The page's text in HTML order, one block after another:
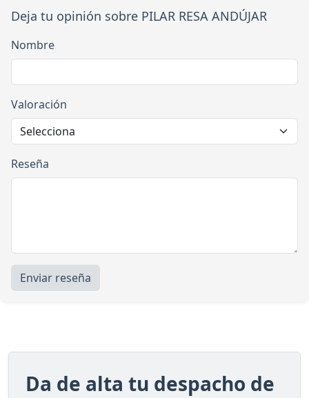
Deja tu opinión sobre PILAR RESA ANDÚJAR
Nombre
Valoración
Reseña
Enviar reseña
Da de alta tu despacho de